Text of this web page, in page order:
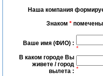
Наша компания
Знаком * помечены
Ваше имя (ФИО) :
*
В каком городе Вы
живете / город
вылета : *